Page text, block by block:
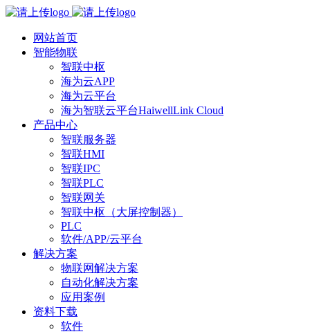
网站首页
智能物联
智联中枢
海为云APP
海为云平台
海为智联云平台HaiwellLink Cloud
产品中心
智联服务器
智联HMI
智联IPC
智联PLC
智联网关
智联中枢（大屏控制器）
PLC
软件/APP/云平台
解决方案
物联网解决方案
自动化解决方案
应用案例
资料下载
软件